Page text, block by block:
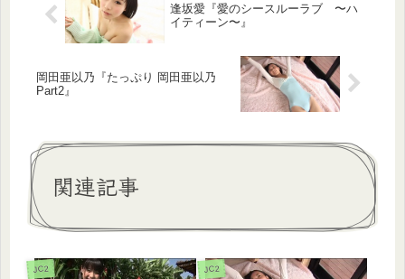
逢坂愛『愛のシースルーラブ 〜ハ
イティーン〜』
岡田亜以乃『たっぷり 岡田亜以乃
Part2』
関連記事
JC2 JC2